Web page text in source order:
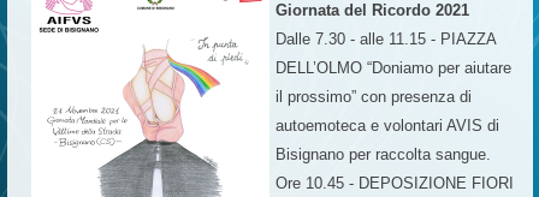
Giornata del Ricordo 2021
Dalle 7.30 - alle 11.15 - PIAZZA
DELL’OLMO “Doniamo per aiutare
il prossimo” con presenza di
autoemoteca e volontari AVIS di
Bisignano per raccolta sangue.
Ore 10.45 - DEPOSIZIONE FIORI